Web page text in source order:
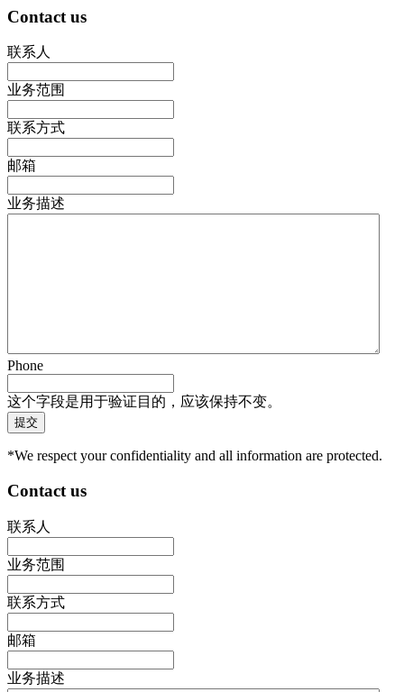
Contact us
联系人
业务范围
联系方式
邮箱
业务描述
Phone
这个字段是用于验证目的，应该保持不变。
*We respect your confidentiality and all information are protected.
Contact us
联系人
业务范围
联系方式
邮箱
业务描述